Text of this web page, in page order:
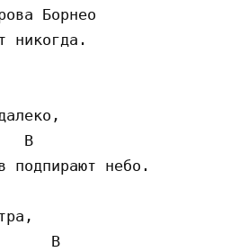
Борнео
никогда.
B
подпирают небо.
B